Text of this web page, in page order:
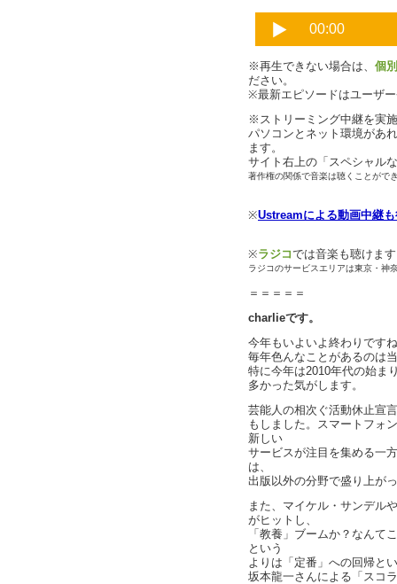
※再生できない場合は、 個
ださい。
※最新エピソードはユーザ
※ストリーミング中継を実
パソコンとネット環境があ
ます。
サイト右上の「スペシャル
著作権の関係で音楽は聴くことがで
※Ustreamによる動画中継
※ラジコでは音楽も聴けま
ラジコのサービスエリアは東京・神
＝＝＝＝＝
charlieです。
今年もいよいよ終わりです
毎年色んなことがあるのは
特に今年は2010年代の始ま
多かった気がします。
芸能人の相次ぐ活動休止宣
もしました。スマートフォ
新しい
サービスが注目を集める一
は、
出版以外の分野で盛り上が
また、マイケル・サンデル
がヒットし、
「教養」ブームか？なんて
という
よりは「定番」への回帰と
坂本龍一さんによる「スコ